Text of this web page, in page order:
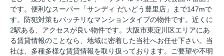
です。便利なスーパー「サンディ だいどう豊里店」まで147mで
す。防犯対策もバッチリなマンションタイプの物件です。近くに
2駅ある、アクセスが良い物件です。大阪市東淀川区エリアにあ
る賃貸情報のことなら、地域に密着した当社へお任せ下さい。当
社は、多種多様な賃貸情報を取り扱っております。ご要望や不明